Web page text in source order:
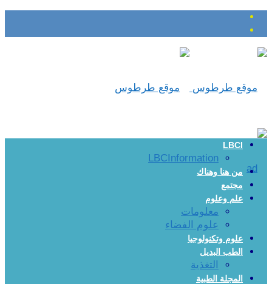
LBCI
LBCInformation
من هنا وهناك
مجتمع
علم وعلوم
معلومات
علوم الفضاء
علوم وتكنولوجيا
الطب البديل
التغذية
المجلة الطبية